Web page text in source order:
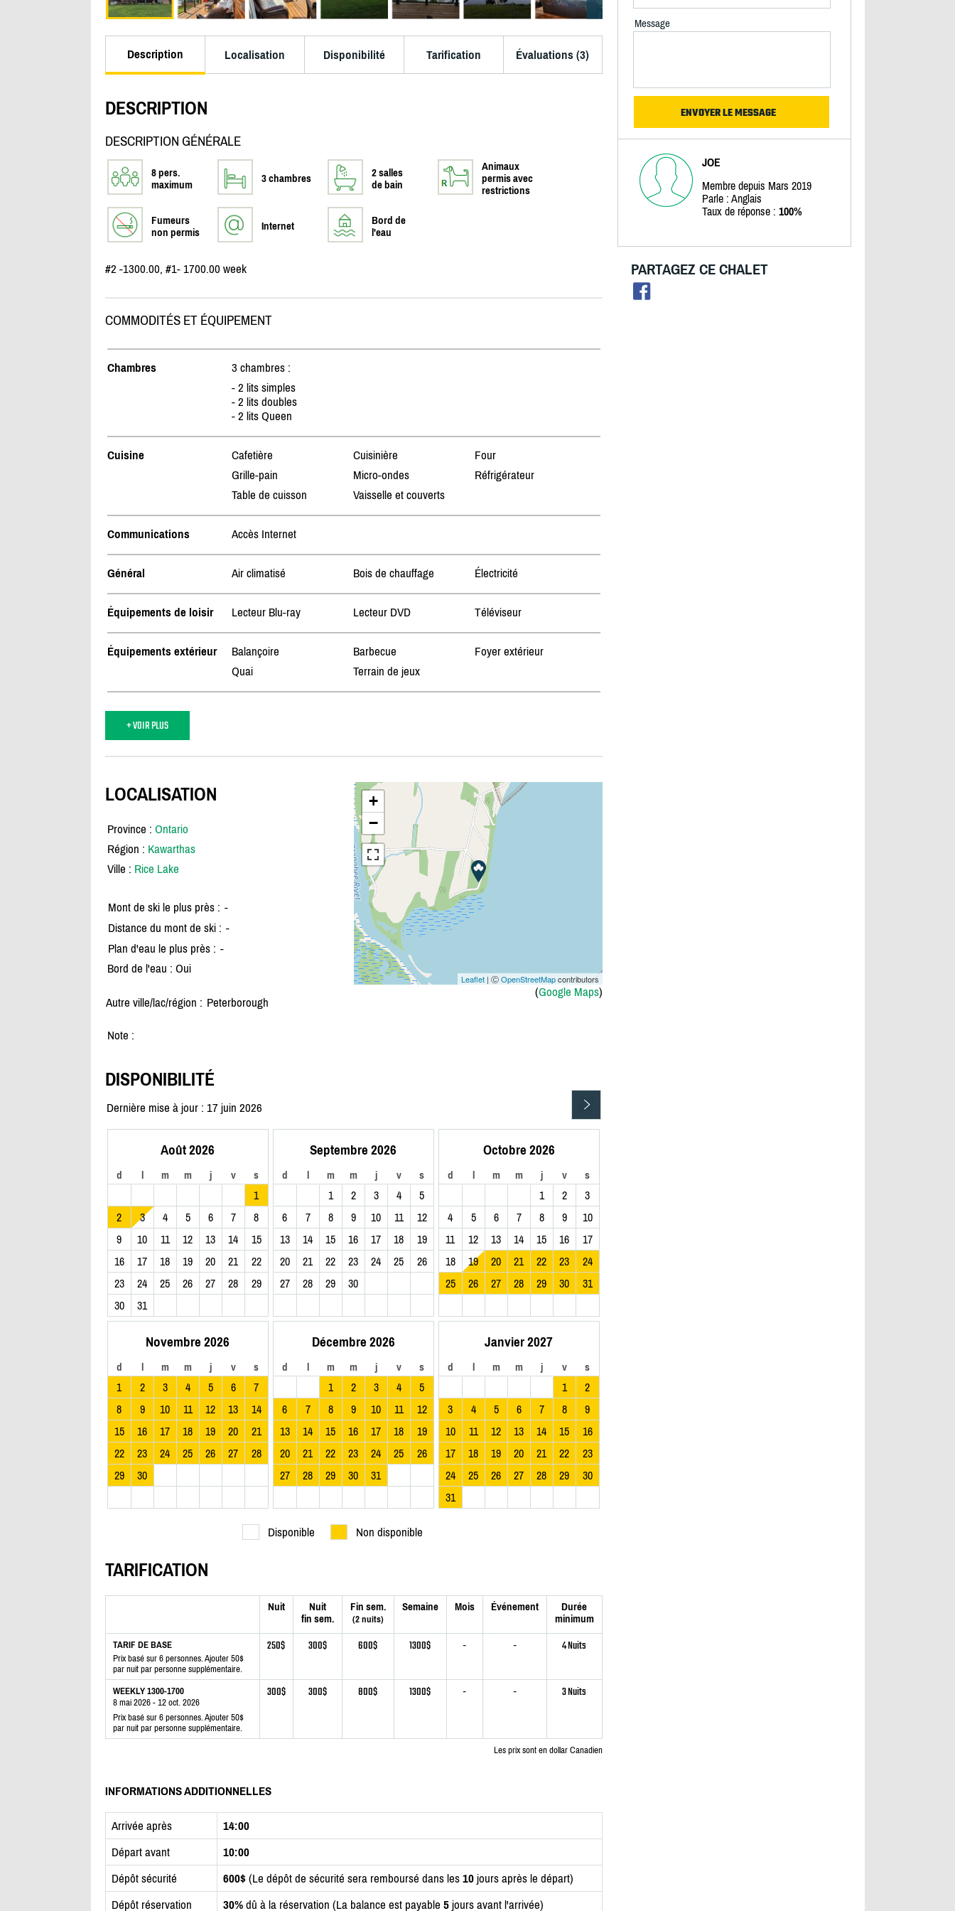
Description Localisation Disponibilité Tarification Évaluations (3)
DESCRIPTION
DESCRIPTION GÉNÉRALE
8 pers.
maximum
3 chambres
2 salles
de bain
Animaux
permis avec
restrictions
Fumeurs
non permis
Internet
Bord de
l'eau
#2 -1300.00, #1- 1700.00 week
COMMODITÉS ET ÉQUIPEMENT
Chambres
3 chambres :
- 2 lits simples
- 2 lits doubles
- 2 lits Queen
Cuisine Cafetière Cuisinière
Four
Grille-pain
Micro-ondes
Réfrigérateur
Table de cuisson
Vaisselle et couverts
Communications Accès Internet
Général Air climatisé Bois de chauffage Électricité
Équipements de loisir Lecteur Blu-ray Lecteur DVD Téléviseur
Équipements extérieur Balançoire Barbecue
Foyer extérieur
Quai
Terrain de jeux
+ VOIR PLUS
+
−
Leaflet| ⒸOpenStreetMapcontributors
(Google Maps)
LOCALISATION
Province : Ontario
Région : Kawarthas
Ville : Rice Lake
Mont de ski le plus près : -
Distance du mont de ski : -
Plan d'eau le plus près : -
Bord de l'eau : Oui
Autre ville/lac/région : Peterborough
Note :
DISPONIBILITÉ
Dernière mise à jour : 17 juin 2026
Août 2026
d l m m j v s
1
2
3 4 5 6 7
8
9
10 11 12 13 14
15
16
17 18 19 20 21
22
23
24 25 26 27 28
29
30
31
Septembre 2026
d l m m j v s
1 2 3 4
5
6
7 8 9 10 11
12
13
14 15 16 17 18
19
20
21 22 23 24 25
26
27
28 29 30
Octobre 2026
d l m m j v s
1 2
3
4
5 6 7 8 9
10
11
12 13 14 15 16
17
18
19 20 21 22 23
24
25
26 27 28 29 30 31
Novembre 2026
d l m m j v s
1 2 3 4 5 6
7
8
9 10 11 12 13
14
15
16 17 18 19 20
21
22
23 24 25 26 27
28
29
30
Décembre 2026
d l m m j v s
1 2 3 4
5
6
7 8 9 10 11
12
13
14 15 16 17 18
19
20
21 22 23 24 25
26
27
28 29 30 31
Janvier 2027
d l m m j v s
1
2
3
4 5 6 7 8
9
10
11 12 13 14 15
16
17
18 19 20 21 22
23
24
25 26 27 28 29
30
31
Disponible Non disponible
TARIFICATION
Nuit
Nuit
fin sem.
Fin sem.
(2 nuits)
Semaine Mois Événement
Durée
minimum
TARIF DE BASE
Prix basé sur 6 personnes. Ajouter 50$
par nuit par personne supplémentaire.
250$ 300$ 600$ 1300$ - - 4 Nuits
WEEKLY 1300-1700
8 mai 2026 - 12 oct. 2026
Prix basé sur 6 personnes. Ajouter 50$
par nuit par personne supplémentaire.
300$ 300$ 800$ 1300$ - - 3 Nuits
Les prix sont en dollar Canadien
INFORMATIONS ADDITIONNELLES
Arrivée après
14:00
Départ avant
10:00
Dépôt sécurité
600$ (Le dépôt de sécurité sera remboursé dans les 10jours après le départ)
Dépôt réservation
30%dû à la réservation (La balance est payable 5jours avant l'arrivée)
Message
JOE
Membre depuis Mars 2019
Parle : Anglais
Taux de réponse : 100%
PARTAGEZ CE CHALET